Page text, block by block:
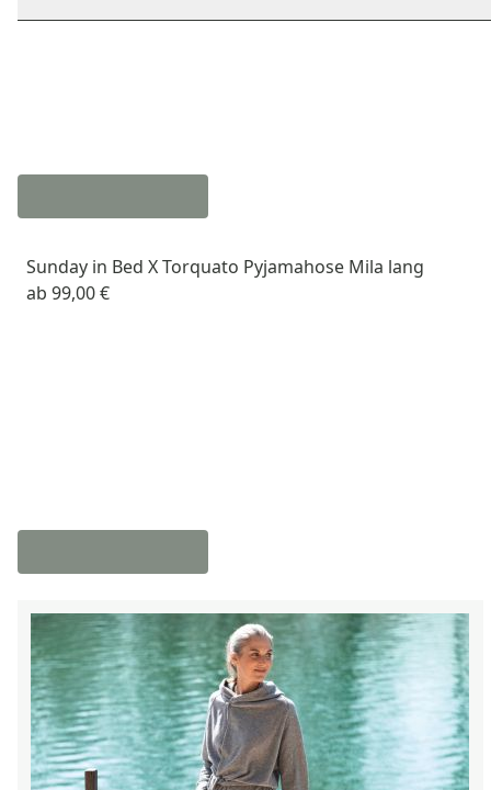
Sunday in Bed X Torquato Pyjamahose Mila lang
ab 99,00 €